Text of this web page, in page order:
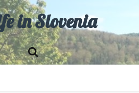
in Slovenia